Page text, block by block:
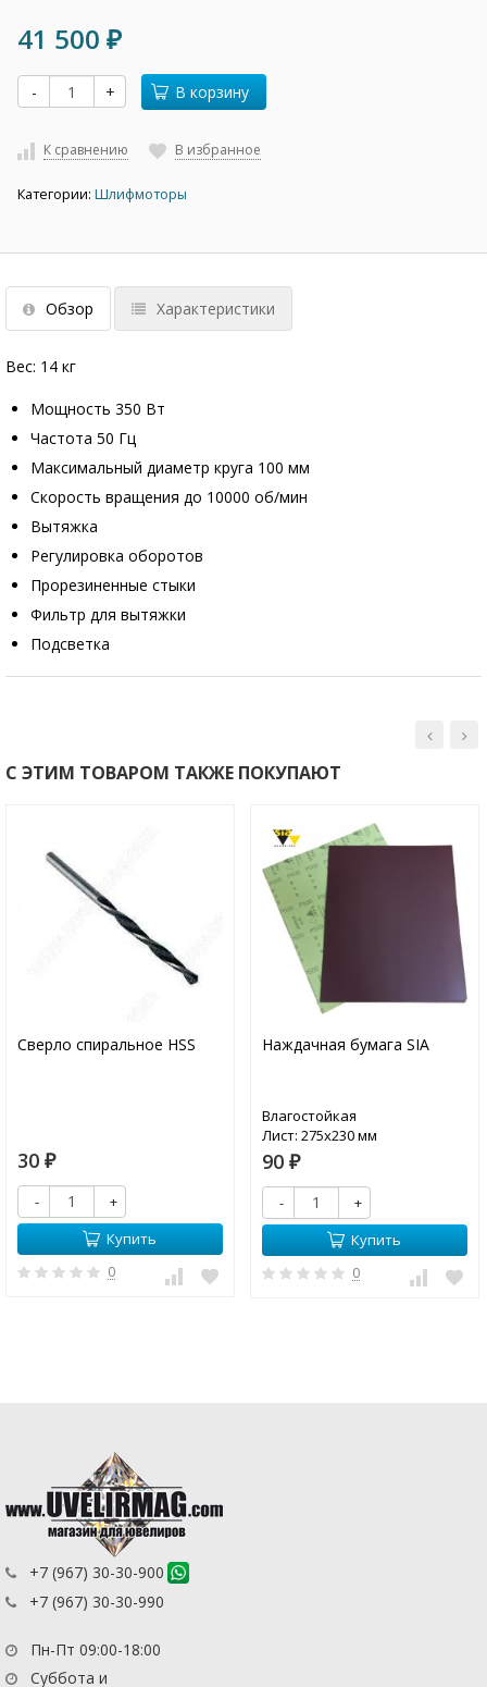
41 500 ₽
- + В корзину
К сравнению В избранное
Категории: Шлифмоторы
Обзор Характеристики
Вес: 14 кг
Мощность 350 Вт
Частота 50 Гц
Максимальный диаметр круга 100 мм
Скорость вращения до 10000 об/мин
Вытяжка
Регулировка оборотов
Прорезиненные стыки
Фильтр для вытяжки
Подсветка
С ЭТИМ ТОВАРОМ ТАКЖЕ ПОКУПАЮТ
Сверло спиральное HSS
30 ₽
-
+
Купить
0
Наждачная бумага SIA
Влагостойкая
Лист: 275х230 мм
90 ₽
-
+
Купить
0
+7 (967) 30-30-900
+7 (967) 30-30-990
Пн-Пт 09:00-18:00
Суббота и